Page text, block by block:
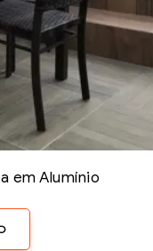
em Alumínio